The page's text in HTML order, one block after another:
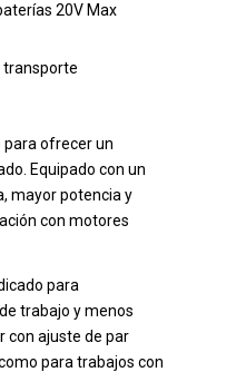
20V Max
transporte
para ofrecer un
Equipado con un
mayor potencia y
con motores
para
trabajo y menos
con ajuste de par
para trabajos con